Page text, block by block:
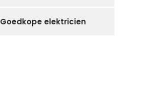
Goedkope elektricien